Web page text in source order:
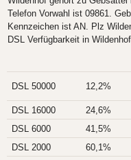
Telefon Vorwahl ist 09861.
Kennzeichen ist AN. Plz
DSL Verfügbarkeit in
DSL 50000 12,2%
DSL 16000
24,6%
DSL 6000
41,5%
DSL 2000
60,1%